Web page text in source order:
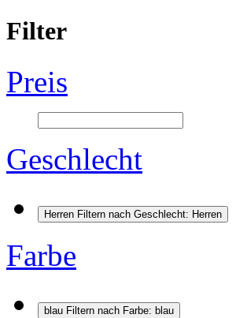
Filter
Preis
Geschlecht
Herren Filtern nach Geschlecht: Herren
Farbe
blau Filtern nach Farbe: blau